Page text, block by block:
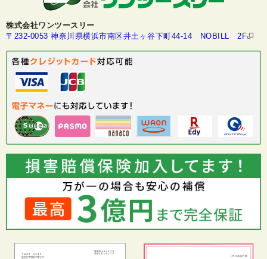
株式会社ワンツースリー
〒232-0053 神奈川県横浜市南区井土ヶ谷下町44-14 NOBILL 2F